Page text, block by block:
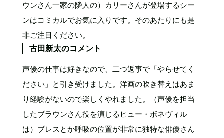
ウンさん一家の隣人の）カリーさんが登場するシー
ンはコミカルでお気に入りです。そのあたりにも是
非ご注目ください。
古田新太のコメント
声優の仕事は好きなので、二つ返事で「やらせてく
ださい」と引き受けました。洋画の吹き替えはあま
り経験がないので楽しくやれました。（声優を担当
したブラウンさん役を演じるヒュー・ボネヴィル
は）ブレスとか呼吸の位置が非常に独特な俳優さん